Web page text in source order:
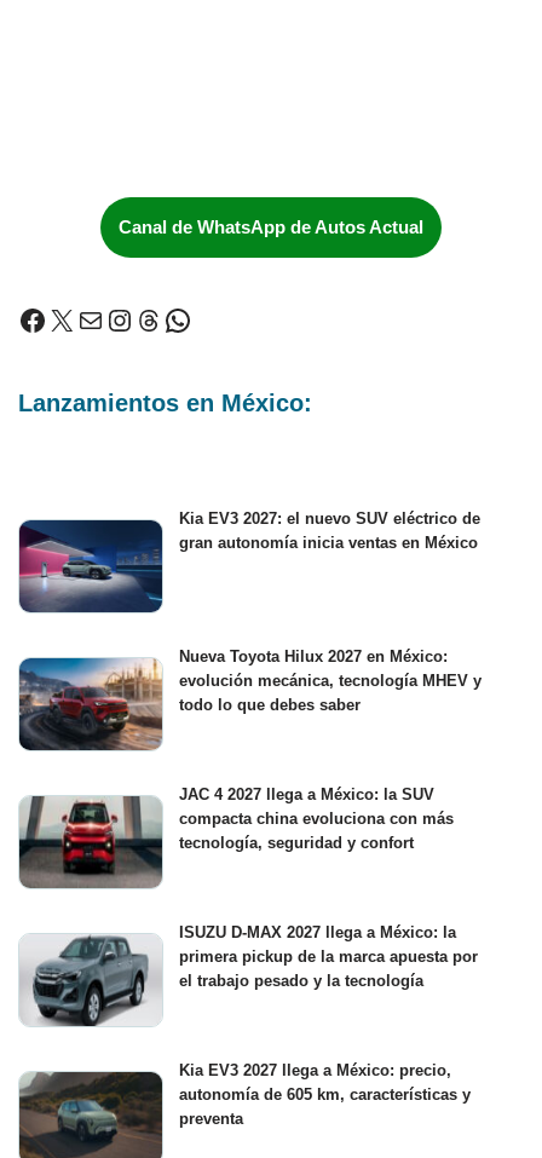
Canal de WhatsApp de Autos Actual
Lanzamientos en México:
Kia EV3 2027: el nuevo SUV eléctrico de
gran autonomía inicia ventas en México
Nueva Toyota Hilux 2027 en México:
evolución mecánica, tecnología MHEV y
todo lo que debes saber
JAC 4 2027 llega a México: la SUV
compacta china evoluciona con más
tecnología, seguridad y confort
ISUZU D-MAX 2027 llega a México: la
primera pickup de la marca apuesta por
el trabajo pesado y la tecnología
Kia EV3 2027 llega a México: precio,
autonomía de 605 km, características y
preventa